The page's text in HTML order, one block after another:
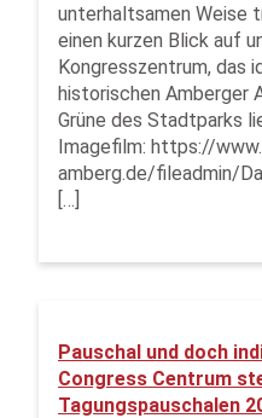
unterhaltsamen Weise
einen kurzen Blick auf
Kongresszentrum, das
historischen Amberger
Grüne des Stadtparks
Imagefilm: https://
amberg.de/fileadmin/
[…]
Pauschal und doch
Congress Centrum
Tagungspauschalen